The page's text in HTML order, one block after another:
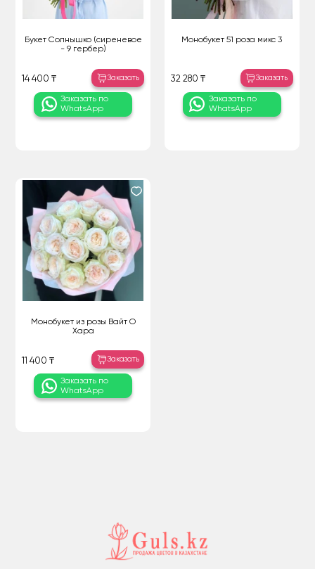
Букет Солнышко (сиреневое
- 9 гербер)
14 400 ₸ Заказать
Заказать по
WhatsApp
Монобукет 51 роза микс 3
32 280 ₸ Заказать
Заказать по
WhatsApp
Монобукет из розы Вайт О
Хара
11 400 ₸ Заказать
Заказать по
WhatsApp